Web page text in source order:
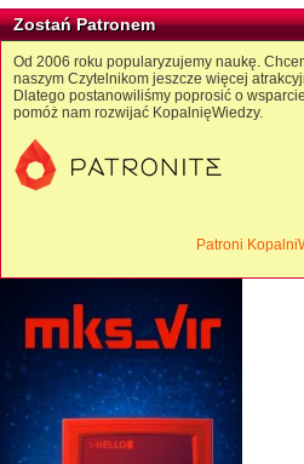
Zostań Patronem
Od 2006 roku popularyzujemy naukę.
naszym Czytelnikom jeszcze więcej
Dlatego postanowiliśmy poprosić o
pomóż nam rozwijać KopalnięWiedzy.
Patroni